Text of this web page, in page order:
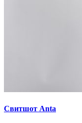
Свитшот Anta